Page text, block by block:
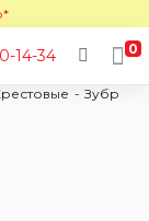
14-34 0
Зубр